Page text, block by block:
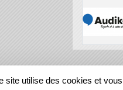
site utilise des cookies et